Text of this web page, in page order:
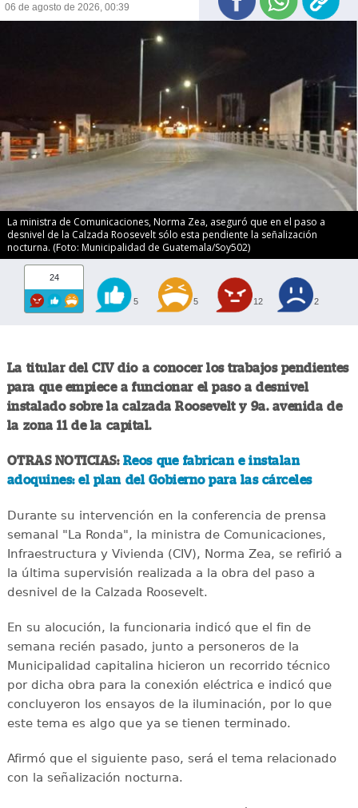
06 de agosto de 2026, 00:39
La ministra de Comunicaciones, Norma Zea, aseguró que en el paso a
desnivel de la Calzada Roosevelt sólo esta pendiente la señalización
nocturna. (Foto: Municipalidad de Guatemala/Soy502)
24
5 5 12 2
La titular del CIV dio a conocer los trabajos pendientes
para que empiece a funcionar el paso a desnivel
instalado sobre la calzada Roosevelt y 9a. avenida de
la zona 11 de la capital.
OTRAS NOTICIAS: Reos que fabrican e instalan
adoquines: el plan del Gobierno para las cárceles
Durante su intervención en la conferencia de prensa
semanal "La Ronda", la ministra de Comunicaciones,
Infraestructura y Vivienda (CIV), Norma Zea, se refirió a
la última supervisión realizada a la obra del paso a
desnivel de la Calzada Roosevelt.
En su alocución, la funcionaria indicó que el fin de
semana recién pasado, junto a personeros de la
Municipalidad capitalina hicieron un recorrido técnico
por dicha obra para la conexión eléctrica e indicó que
concluyeron los ensayos de la iluminación, por lo que
este tema es algo que ya se tienen terminado.
Afirmó que el siguiente paso, será el tema relacionado
con la señalización nocturna.